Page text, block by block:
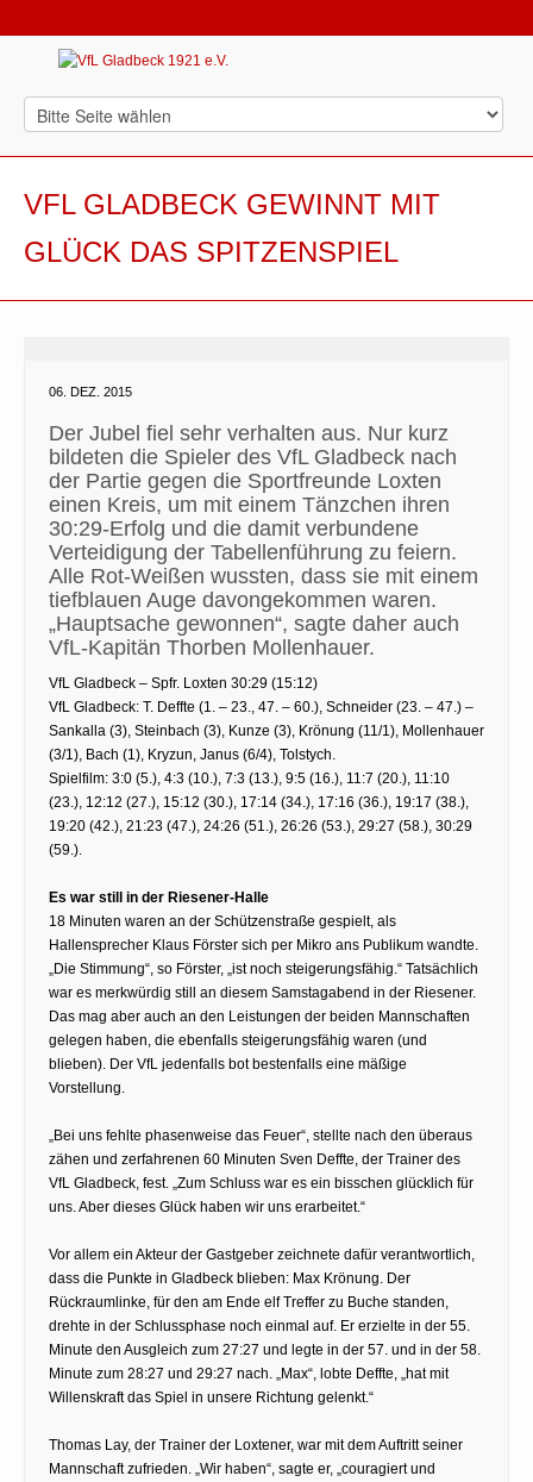
VFL GLADBECK GEWINNT MIT
GLÜCK DAS SPITZENSPIEL
06. DEZ. 2015
Der Jubel fiel sehr verhalten aus. Nur kurz
bildeten die Spieler des VfL Gladbeck nach
der Partie gegen die Sportfreunde Loxten
einen Kreis, um mit einem Tänzchen ihren
30:29-Erfolg und die damit verbundene
Verteidigung der Tabellenführung zu feiern.
Alle Rot-Weißen wussten, dass sie mit einem
tiefblauen Auge davongekommen waren.
„Hauptsache gewonnen“, sagte daher auch
VfL-Kapitän Thorben Mollenhauer.
VfL Gladbeck – Spfr. Loxten 30:29 (15:12)
VfL Gladbeck: T. Deffte (1. – 23., 47. – 60.), Schneider (23. – 47.) –
Sankalla (3), Steinbach (3), Kunze (3), Krönung (11/1), Mollenhauer
(3/1), Bach (1), Kryzun, Janus (6/4), Tolstych.
Spielfilm: 3:0 (5.), 4:3 (10.), 7:3 (13.), 9:5 (16.), 11:7 (20.), 11:10
(23.), 12:12 (27.), 15:12 (30.), 17:14 (34.), 17:16 (36.), 19:17 (38.),
19:20 (42.), 21:23 (47.), 24:26 (51.), 26:26 (53.), 29:27 (58.), 30:29
(59.).
Es war still in der Riesener-Halle
18 Minuten waren an der Schützenstraße gespielt, als
Hallensprecher Klaus Förster sich per Mikro ans Publikum wandte.
„Die Stimmung“, so Förster, „ist noch steigerungsfähig.“ Tatsächlich
war es merkwürdig still an diesem Samstagabend in der Riesener.
Das mag aber auch an den Leistungen der beiden Mannschaften
gelegen haben, die ebenfalls steigerungsfähig waren (und
blieben). Der VfL jedenfalls bot bestenfalls eine mäßige
Vorstellung.
„Bei uns fehlte phasenweise das Feuer“, stellte nach den überaus
zähen und zerfahrenen 60 Minuten Sven Deffte, der Trainer des
VfL Gladbeck, fest. „Zum Schluss war es ein bisschen glücklich für
uns. Aber dieses Glück haben wir uns erarbeitet.“
Vor allem ein Akteur der Gastgeber zeichnete dafür verantwortlich,
dass die Punkte in Gladbeck blieben: Max Krönung. Der
Rückraumlinke, für den am Ende elf Treffer zu Buche standen,
drehte in der Schlussphase noch einmal auf. Er erzielte in der 55.
Minute den Ausgleich zum 27:27 und legte in der 57. und in der 58.
Minute zum 28:27 und 29:27 nach. „Max“, lobte Deffte, „hat mit
Willenskraft das Spiel in unsere Richtung gelenkt.“
Thomas Lay, der Trainer der Loxtener, war mit dem Auftritt seiner
Mannschaft zufrieden. „Wir haben“, sagte er, „couragiert und